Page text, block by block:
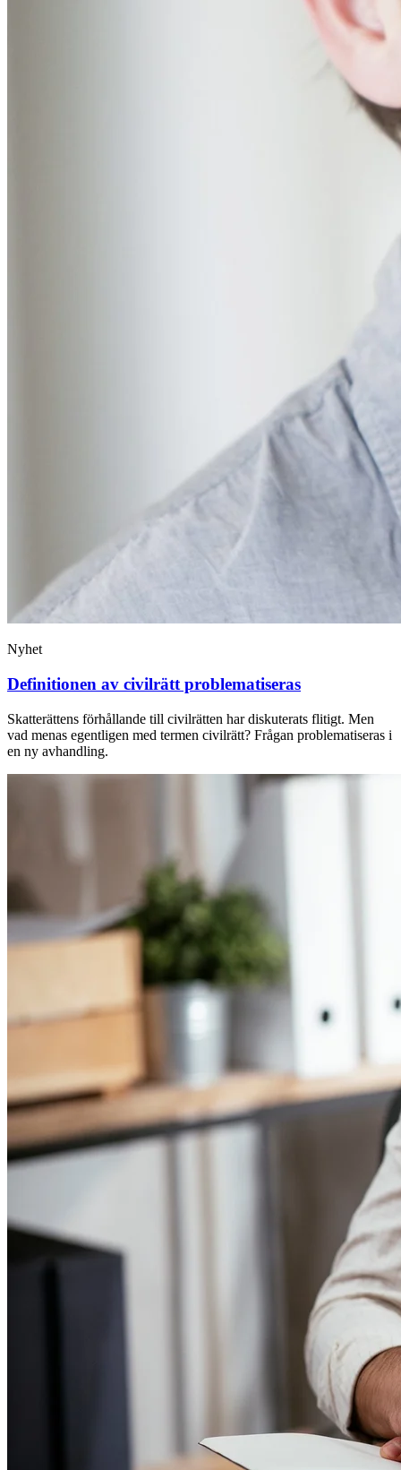
Nyhet
Definitionen av civilrätt problematiseras
Skatterättens förhållande till civilrätten har diskuterats flitigt. Men
vad menas egentligen med termen civilrätt? Frågan problematiseras i
en ny avhandling.